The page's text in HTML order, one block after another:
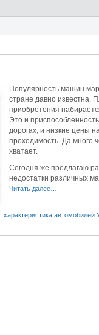
Популярность машин
стране давно известна.
приобретения
Это и
дорогах, и низкие цены
проходимость. Да много
хватает.
Сегодня же предлагаю
недостатки различных
Читать далее…
характеристика автомобилей